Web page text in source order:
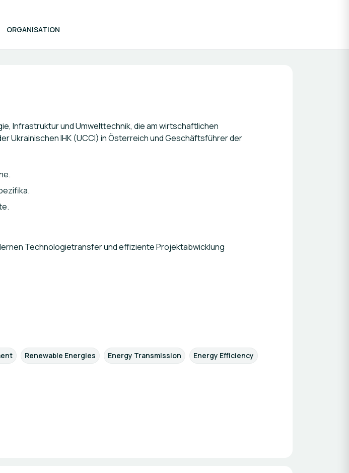
ORGANISATION
Infrastruktur und Umwelttechnik, die am wirtschaftlichen
Ukrainischen IHK (UCCI) in Österreich und Geschäftsführer der
Technologietransfer und effiziente Projektabwicklung
Renewable Energies Energy Transmission Energy Efficiency